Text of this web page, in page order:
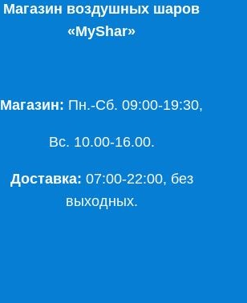
Магазин воздушных шаров
«MyShar»
Магазин: Пн.-Сб. 09:00-19:30,
Вс. 10.00-16.00.
Доставка: 07:00-22:00, без
выходных.